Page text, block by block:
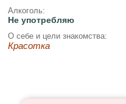
Алкоголь:
Не употребляю
О себе и цели знакомства:
Красотка